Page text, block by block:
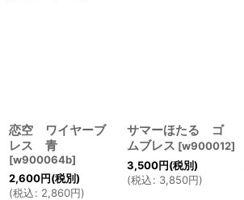
恋空 ワイヤーブ
レス 青
[w900064b]
2,600円(税別)
(税込: 2,860円)
サマーほたる ゴ
ムブレス [w900012]
3,500円(税別)
(税込: 3,850円)